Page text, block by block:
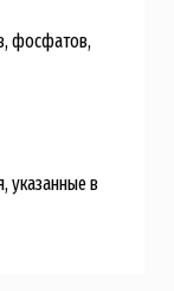
фосфатов,
указанные в